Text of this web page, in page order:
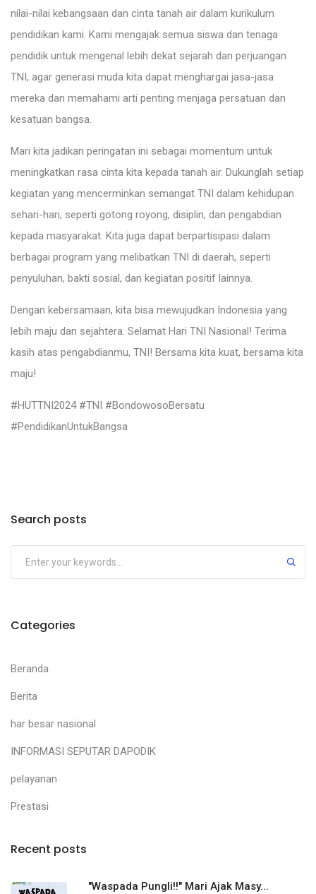
nilai-nilai kebangsaan dan cinta tanah air dalam kurikulum
pendidikan kami. Kami mengajak semua siswa dan tenaga
pendidik untuk mengenal lebih dekat sejarah dan perjuangan
TNI, agar generasi muda kita dapat menghargai jasa-jasa
mereka dan memahami arti penting menjaga persatuan dan
kesatuan bangsa.
Mari kita jadikan peringatan ini sebagai momentum untuk
meningkatkan rasa cinta kita kepada tanah air. Dukunglah setiap
kegiatan yang mencerminkan semangat TNI dalam kehidupan
sehari-hari, seperti gotong royong, disiplin, dan pengabdian
kepada masyarakat. Kita juga dapat berpartisipasi dalam
berbagai program yang melibatkan TNI di daerah, seperti
penyuluhan, bakti sosial, dan kegiatan positif lainnya.
Dengan kebersamaan, kita bisa mewujudkan Indonesia yang
lebih maju dan sejahtera. Selamat Hari TNI Nasional! Terima
kasih atas pengabdianmu, TNI! Bersama kita kuat, bersama kita
maju!
#HUTTNI2024 #TNI #BondowosoBersatu
#PendidikanUntukBangsa
Search posts
Categories
Beranda
Berita
har besar nasional
INFORMASI SEPUTAR DAPODIK
pelayanan
Prestasi
Recent posts
"Waspada Pungli!!" Mari Ajak Masy...